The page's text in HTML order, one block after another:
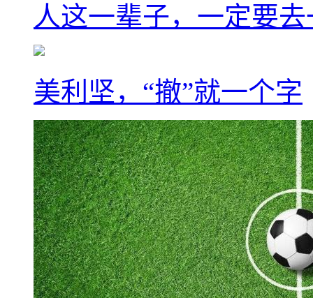
人这一辈子，一定要
美利坚，“撤”就一个字